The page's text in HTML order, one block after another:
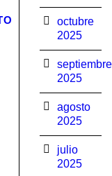
octubre
2025
septiembre
2025
agosto
2025
julio
2025